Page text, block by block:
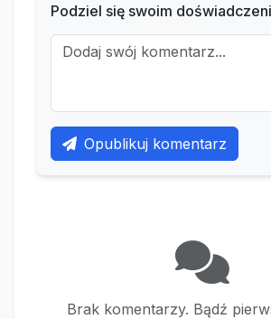
Podziel się swoim
Opublikuj komentarz
Brak komentarzy. Bądź